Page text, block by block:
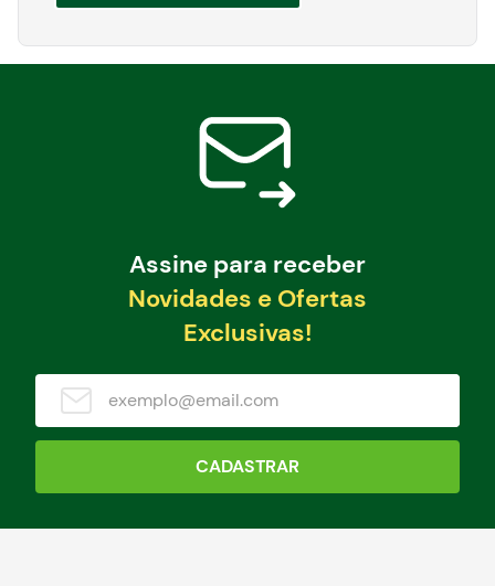
Assine para receber
Novidades e Ofertas
Exclusivas!
CADASTRAR